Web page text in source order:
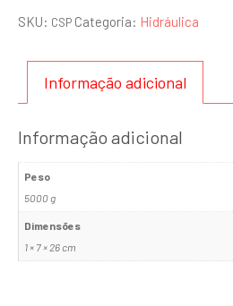
SKU: CSP Categoria: Hidráulica
Informação adicional
Informação adicional
Peso
5000 g
Dimensões
1 × 7 × 26 cm